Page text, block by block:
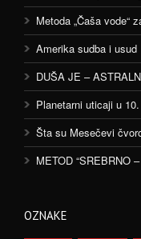
Metoda „Čaša vode“
Amerika sudba i usud
DUŠA JE –
Planetarni uticaji u
Šta su Mesečevi
METOD “SREBRNO
OZNAKE